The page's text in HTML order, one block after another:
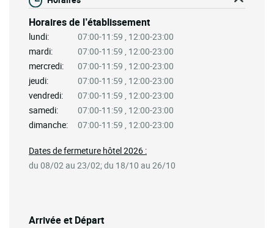
Horaires de l’établissement
lundi:
07:00-11:59 , 12:00-23:00
mardi:
07:00-11:59 , 12:00-23:00
mercredi:
07:00-11:59 , 12:00-23:00
jeudi:
07:00-11:59 , 12:00-23:00
vendredi:
07:00-11:59 , 12:00-23:00
samedi:
07:00-11:59 , 12:00-23:00
dimanche:
07:00-11:59 , 12:00-23:00
Arrivée et Départ
Dates de fermeture hôtel 2026 :
du 08/02 au 23/02; du 18/10 au 26/10